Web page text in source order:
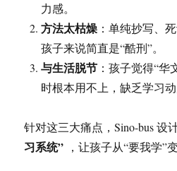
力感。
方法太枯燥 ：单纯抄写、
孩子来说简直是“酷刑”。
与生活脱节 ：孩子觉得“
时根本用不上，缺乏学习动
针对这三大痛点，Sino-bus 设
习系统” ，让孩子从“要我学”